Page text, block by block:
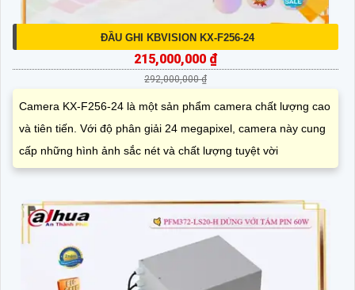
ĐẦU GHI KBVISION KX-F256-24
215,000,000 ₫
292,000,000 ₫
Camera KX-F256-24 là một sản phẩm camera chất lượng cao
và tiên tiến. Với độ phân giải 24 megapixel, camera này cung
cấp những hình ảnh sắc nét và chất lượng tuyệt vời